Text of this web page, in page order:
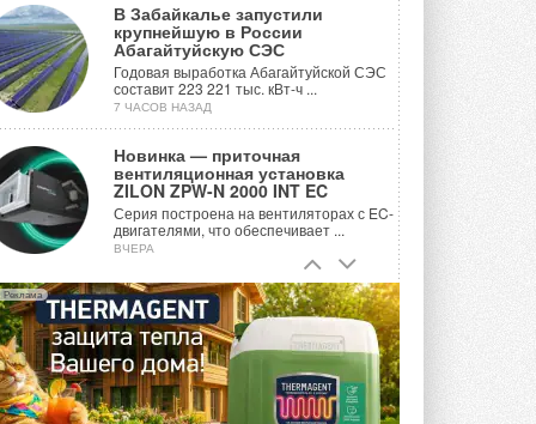
В Забайкалье запустили
крупнейшую в России
Абагайтуйскую СЭС
Годовая выработка Абагайтуйской СЭС
составит 223 221 тыс. кВт-ч ...
7 ЧАСОВ НАЗАД
Новинка — приточная
вентиляционная установка
ZILON ZPW-N 2000 INT EC
Серия построена на вентиляторах с EC-
двигателями, что обеспечивает ...
ВЧЕРА
Учёные ЮУрГУ создали
каскадную установку,
объединяющую солнечную и
геотермальную энергию
Природосберегающие технологии ...
ВЧЕРА
Реклама